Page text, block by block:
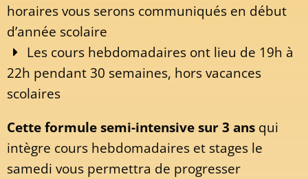
horaires vous serons communiqués en début
d’année scolaire
Les cours hebdomadaires ont lieu de 19h à
22h pendant 30 semaines, hors vacances
scolaires
Cette formule semi-intensive sur 3 ans qui
intègre cours hebdomadaires et stages le
samedi vous permettra de progresser